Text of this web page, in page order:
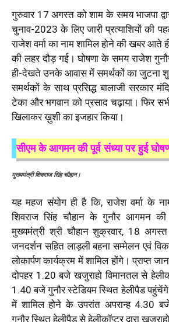
गुरुवार 17 अगस्त को शाम के समय भाजपा
चुनाव-2023 के लिए जारी प्रत्याशियों की
राजेश वर्मा का नाम शामिल होने की खबर
की लहर दौड़ गई। घोषणा के समय राजेश
ही-देखते उनके आवास में समर्थकों का जुटना
समर्थकों के साथ प्रसिद्ध बालाजी सरकार
टेका और भगवान को प्रसाद चढ़ाया। फिर
खिलाकर ख़ुशी का इजहार किया।
सीएम के आगमन की पूर्व संध्या पर हुई
मुख्यमंत्री शिवराज सिंह चौहान।
यह महज संयोग ही है कि, राजेश वर्मा के
शिवराज सिंह चौहान के गुनौर आगमन की
मुख्यमंत्री श्री चौहान शुक्रवार, 18
जनदर्शन सहित लाड़ली बहना सम्मेलन एवं
लोकार्पण कार्यक्रम में शामिल होंगे। प्राप्त
दोपहर 1.20 बजे खजुराहो विमानतल से
1.40 बजे गुनौर स्टेडियम स्थित हेलीपैड पहुंचेंगे
में शामिल होने के उपरांत अपरान्ह 4.30 बजे
गुनौर स्थित हेलीपैड से हेलीकॉप्टर द्वारा